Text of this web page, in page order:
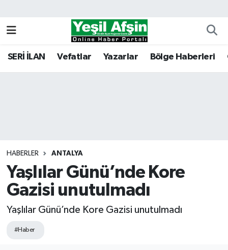
SERİ İLAN Vefatlar Yazarlar Bölge Haberleri
HABERLER ANTALYA
Yaşlılar Günü’nde Kore
Gazisi unutulmadı
Yaşlılar Günü’nde Kore Gazisi unutulmadı
#Haber
Kahramanmaraş Nöbetçi Eczaneler
Tüm Manşetler
Son Dakika Haberleri